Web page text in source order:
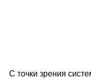
С точки зрения